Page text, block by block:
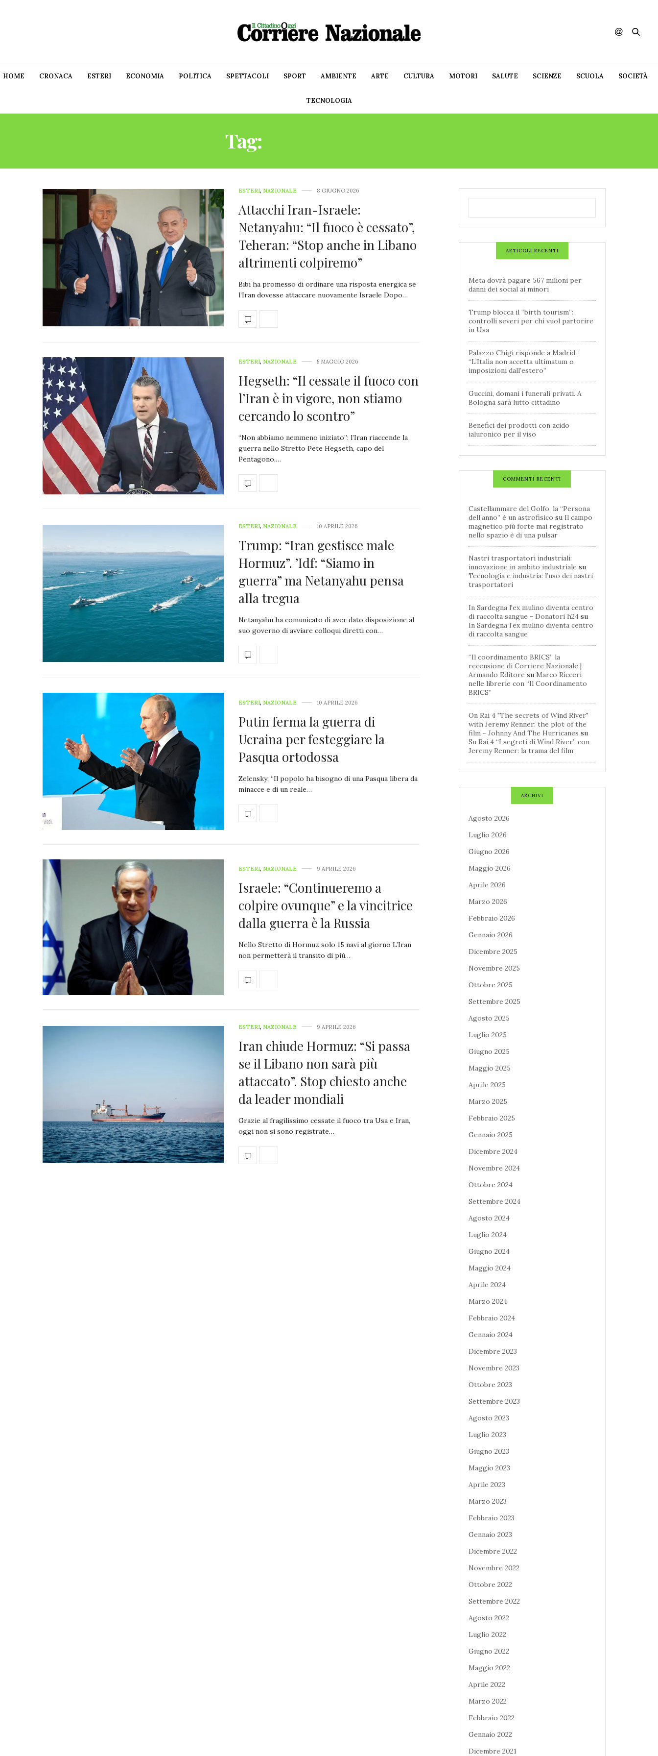
HOME CRONACA ESTERI ECONOMIA POLITICA SPETTACOLI SPORT AMBIENTE ARTE CULTURA MOTORI SALUTE SCIENZE SCUOLA SOCIETÀ
TECNOLOGIA
Tag:
ESTERI, NAZIONALE 8 GIUGNO 2026
Attacchi Iran-Israele:
Netanyahu: “Il fuoco è cessato”,
Teheran: “Stop anche in Libano
altrimenti colpiremo”
Bibi ha promesso di ordinare una risposta energica se
l’Iran dovesse attaccare nuovamente Israele Dopo…
ESTERI, NAZIONALE 5 MAGGIO 2026
Hegseth: “Il cessate il fuoco con
l’Iran è in vigore, non stiamo
cercando lo scontro”
“Non abbiamo nemmeno iniziato”: l’Iran riaccende la
guerra nello Stretto Pete Hegseth, capo del
Pentagono,…
ESTERI, NAZIONALE 10 APRILE 2026
Trump: “Iran gestisce male
Hormuz”. ’Idf: “Siamo in
guerra” ma Netanyahu pensa
alla tregua
Netanyahu ha comunicato di aver dato disposizione al
suo governo di avviare colloqui diretti con…
ESTERI, NAZIONALE 10 APRILE 2026
Putin ferma la guerra di
Ucraina per festeggiare la
Pasqua ortodossa
Zelensky: “Il popolo ha bisogno di una Pasqua libera da
minacce e di un reale…
ESTERI, NAZIONALE 9 APRILE 2026
Israele: “Continueremo a
colpire ovunque” e la vincitrice
dalla guerra è la Russia
Nello Stretto di Hormuz solo 15 navi al giorno L’Iran
non permetterà il transito di più…
ESTERI, NAZIONALE 9 APRILE 2026
Iran chiude Hormuz: “Si passa
se il Libano non sarà più
attaccato”. Stop chiesto anche
da leader mondiali
Grazie al fragilissimo cessate il fuoco tra Usa e Iran,
oggi non si sono registrate…
ARTICOLI RECENTI
Meta dovrà pagare 567 milioni per
danni dei social ai minori
Trump blocca il “birth tourism”:
controlli severi per chi vuol partorire
in Usa
Palazzo Chigi risponde a Madrid:
“L’Italia non accetta ultimatum o
imposizioni dall’estero”
Guccini, domani i funerali privati. A
Bologna sarà lutto cittadino
Benefici dei prodotti con acido
ialuronico per il viso
COMMENTI RECENTI
Castellammare del Golfo, la “Persona
dell’anno” è un astrofisico su Il campo
magnetico più forte mai registrato
nello spazio è di una pulsar
Nastri trasportatori industriali:
innovazione in ambito industriale su
Tecnologia e industria: l’uso dei nastri
trasportatori
In Sardegna l'ex mulino diventa centro
di raccolta sangue - Donatori h24 su
In Sardegna l’ex mulino diventa centro
di raccolta sangue
“Il coordinamento BRICS” la
recensione di Corriere Nazionale |
Armando Editore su Marco Ricceri
nelle librerie con “Il Coordinamento
BRICS”
On Rai 4 "The secrets of Wind River"
with Jeremy Renner: the plot of the
film - Johnny And The Hurricanes su
Su Rai 4 “I segreti di Wind River” con
Jeremy Renner: la trama del film
ARCHIVI
Agosto 2026
Luglio 2026
Giugno 2026
Maggio 2026
Aprile 2026
Marzo 2026
Febbraio 2026
Gennaio 2026
Dicembre 2025
Novembre 2025
Ottobre 2025
Settembre 2025
Agosto 2025
Luglio 2025
Giugno 2025
Maggio 2025
Aprile 2025
Marzo 2025
Febbraio 2025
Gennaio 2025
Dicembre 2024
Novembre 2024
Ottobre 2024
Settembre 2024
Agosto 2024
Luglio 2024
Giugno 2024
Maggio 2024
Aprile 2024
Marzo 2024
Febbraio 2024
Gennaio 2024
Dicembre 2023
Novembre 2023
Ottobre 2023
Settembre 2023
Agosto 2023
Luglio 2023
Giugno 2023
Maggio 2023
Aprile 2023
Marzo 2023
Febbraio 2023
Gennaio 2023
Dicembre 2022
Novembre 2022
Ottobre 2022
Settembre 2022
Agosto 2022
Luglio 2022
Giugno 2022
Maggio 2022
Aprile 2022
Marzo 2022
Febbraio 2022
Gennaio 2022
Dicembre 2021